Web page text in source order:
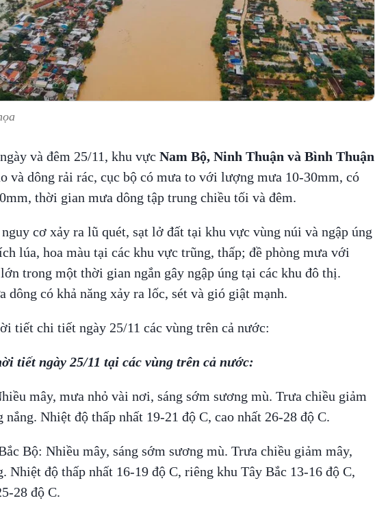
và đêm 25/11, khu vực Nam Bộ, Ninh Thuận và Bình Thuận
và dông rải rác, cục bộ có mưa to với lượng mưa 10-30mm, có
thời gian mưa dông tập trung chiều tối và đêm.
cơ xảy ra lũ quét, sạt lở đất tại khu vực vùng núi và ngập úng
lúa, hoa màu tại các khu vực trũng, thấp; đề phòng mưa với
trong một thời gian ngắn gây ngập úng tại các khu đô thị.
dông có khả năng xảy ra lốc, sét và gió giật mạnh.
tiết chi tiết ngày 25/11 các vùng trên cả nước:
tiết ngày 25/11 tại các vùng trên cả nước:
mây, mưa nhỏ vài nơi, sáng sớm sương mù. Trưa chiều giảm
nắng. Nhiệt độ thấp nhất 19-21 độ C, cao nhất 26-28 độ C.
Bộ: Nhiều mây, sáng sớm sương mù. Trưa chiều giảm mây,
Nhiệt độ thấp nhất 16-19 độ C, riêng khu Tây Bắc 13-16 độ C,
28 độ C.